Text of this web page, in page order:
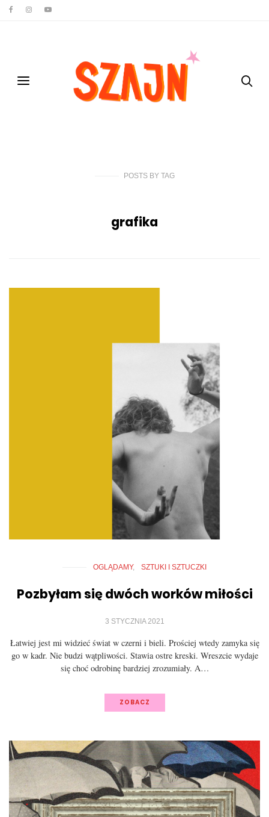
POSTS BYTAG
grafika
OGLĄDAMY SZTUKI I SZTUCZKI
Pozbyłam się dwóch worków miłości
3 STYCZNIA 2021
Łatwiej jest mi widzieć świat w czerni i bieli. Prościej wtedy zamyka się
go w kadr. Nie budzi wątpliwości. Stawia ostre kreski. Wreszcie wydaje
się choć odrobinę bardziej zrozumiały. A…
ZOBACZ